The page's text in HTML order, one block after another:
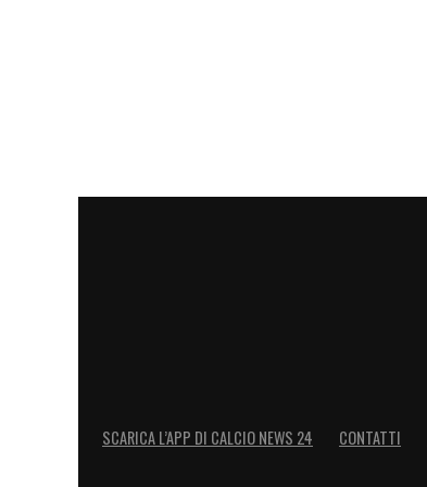
SCARICA L’APP DI CALCIO NEWS 24 CONTATTI